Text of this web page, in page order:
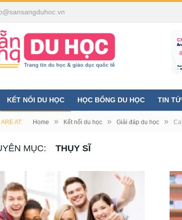
KẾT NỐI DU HỌC HỌC BỔNG DU HỌC TIN
AT: Home » Kết nối du học » Giải đáp du học »
MỤC: THỤY SĨ